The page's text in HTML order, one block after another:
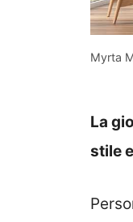
Myrta
La
stile